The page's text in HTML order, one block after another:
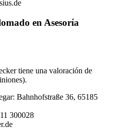
en Asesoría
tiene una valoración de
Bahnhofstraße 36, 65185
300028